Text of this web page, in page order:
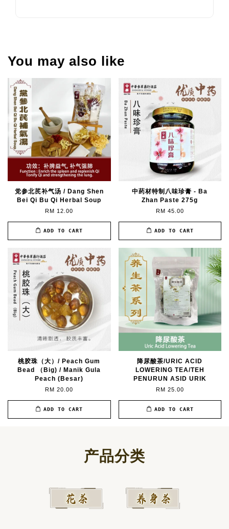
You may also like
党参北芪补气汤 / Dang Shen
Bei Qi Bu Qi Herbal Soup
RM 12.00
ADD TO CART
中药材特制八味珍膏 - Ba
Zhan Paste 275g
RM 45.00
ADD TO CART
桃胶珠（大）/ Peach Gum
Bead （Big) / Manik Gula
Peach (Besar)
RM 20.00
ADD TO CART
降尿酸茶/URIC ACID
LOWERING TEA/TEH
PENURUN ASID URIK
RM 25.00
ADD TO CART
产品分类